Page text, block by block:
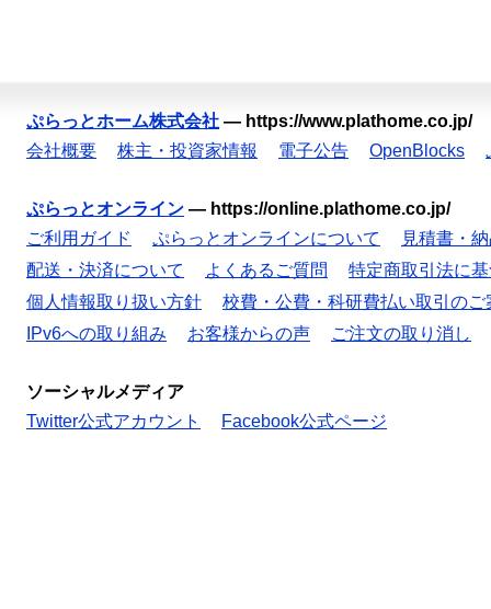
ぷらっとホーム株式会社 — https://www.plathome.co.jp/
会社概要
株主・投資家情報 電子公告 OpenBlocks
ぷらっとオンライン — https://online.plathome.co.jp/
ご利用ガイド
ぷらっとオンラインについて
見積書・
配送・決済について
よくあるご質問
特定商取引法に
個人情報取り扱い方針
校費・公費・科研費払い取引のご
IPv6への取り組み
お客様からの声 ご注文の取り消し
ソーシャルメディア
Twitter公式アカウント
Facebook公式ページ